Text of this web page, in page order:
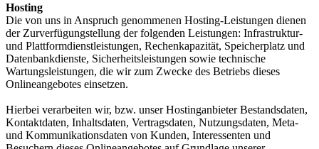
Hosting
Die von uns in Anspruch genommenen Hosting-Leistungen dienen
der Zurverfügungstellung der folgenden Leistungen: Infrastruktur-
und Plattformdienstleistungen, Rechenkapazität, Speicherplatz und
Datenbankdienste, Sicherheitsleistungen sowie technische
Wartungsleistungen, die wir zum Zwecke des Betriebs dieses
Onlineangebotes einsetzen.
Hierbei verarbeiten wir, bzw. unser Hostinganbieter Bestandsdaten,
Kontaktdaten, Inhaltsdaten, Vertragsdaten, Nutzungsdaten, Meta-
und Kommunikationsdaten von Kunden, Interessenten und